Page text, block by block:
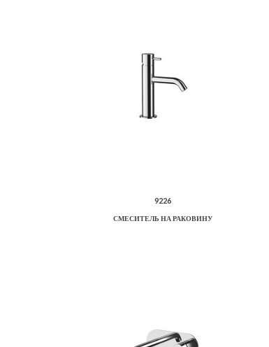
9226
СМЕСИТЕЛЬ НА РАКОВИНУ